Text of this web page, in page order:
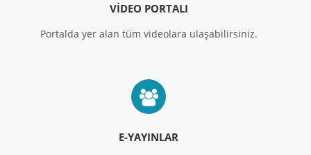
VIDEO PORTALI
Portalda yer alan tüm videolara ulaşabilirsiniz.
E-YAYINLAR